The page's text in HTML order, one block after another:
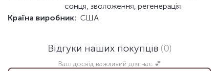
сонця, зволоження, регенерація
Країна виробник: США
Відгуки наших покупців (0)
Ваш досвід важливий для нас 💕